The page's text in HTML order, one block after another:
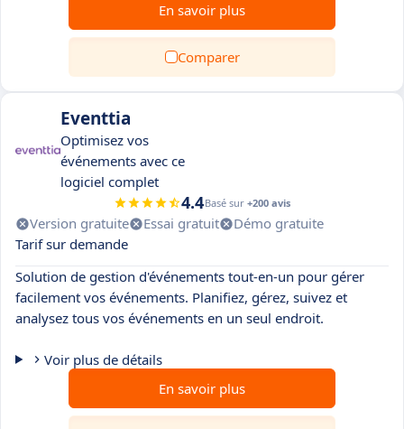
En savoir plus
Comparer
Eventtia
Optimisez vos
événements avec ce
logiciel complet
4.4Basé sur +200 avis
Version gratuite Essai gratuit
Démo gratuite
Tarif sur demande
Solution de gestion d'événements tout-en-un pour gérer
facilement vos événements. Planifiez, gérez, suivez et
analysez tous vos événements en un seul endroit.
Voir plus de détails
En savoir plus